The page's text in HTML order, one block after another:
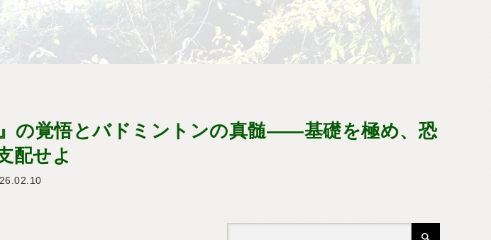
の覚悟とバドミントンの真髄――基礎を極め、恐
配せよ